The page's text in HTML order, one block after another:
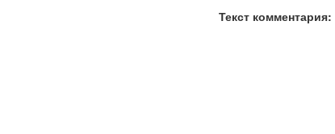
Текст комментария: